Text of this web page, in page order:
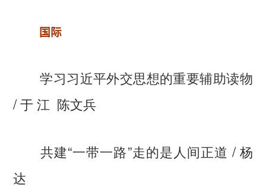
国际
学习习近平外交思想的重要辅助读物
/ 于 江 陈文兵
共建“一带一路”走的是人间正道 / 杨
达